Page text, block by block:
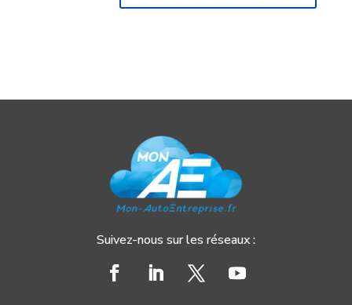
Suivez-nous sur les réseaux :